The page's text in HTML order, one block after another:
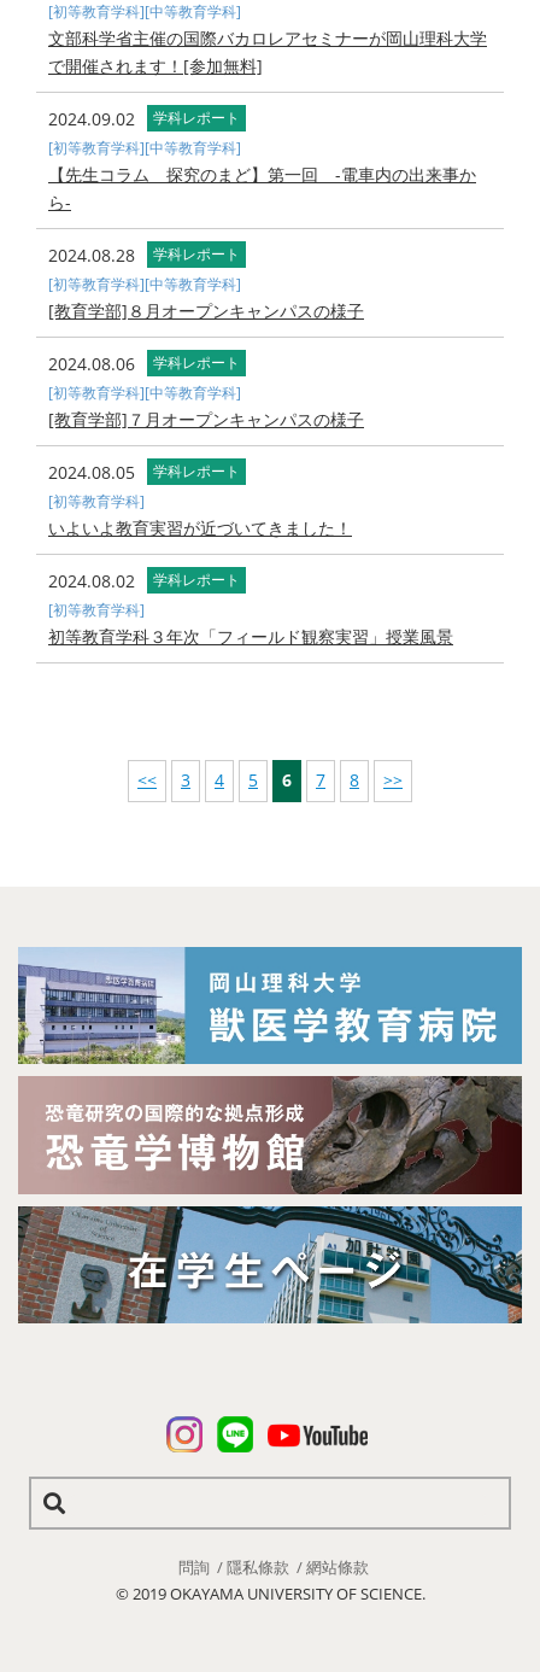
[初等教育学科][中等教育学科]
文部科学省主催の国際バカロレアセミナーが岡山理科大学
で開催されます！[参加無料]
2024.09.02
学科レポート
[初等教育学科][中等教育学科]
【先生コラム 探究のまど】第一回 -電車内の出来事か
ら-
2024.08.28
学科レポート
[初等教育学科][中等教育学科]
[教育学部]８月オープンキャンパスの様子
2024.08.06
学科レポート
[初等教育学科][中等教育学科]
[教育学部]７月オープンキャンパスの様子
2024.08.05
学科レポート
[初等教育学科]
いよいよ教育実習が近づいてきました！
2024.08.02
学科レポート
[初等教育学科]
初等教育学科３年次「フィールド観察実習」授業風景
<< 3 4 5 6 7 8 >>
問詢 隱私條款
網站條款
© 2019 OKAYAMA UNIVERSITY OF SCIENCE.